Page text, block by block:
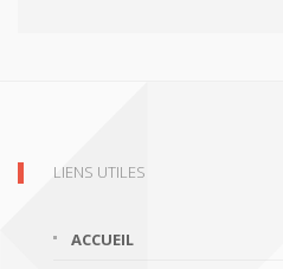
LIENS UTILES
ACCUEIL